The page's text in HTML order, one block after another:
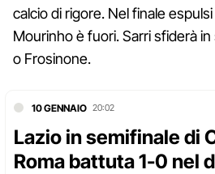
calcio di rigore. Nel finale
Mourinho è fuori. Sarri sfiderà
o Frosinone.
10 GENNAIO 20:02
Lazio in semifinale di
Roma battuta 1-0 nel